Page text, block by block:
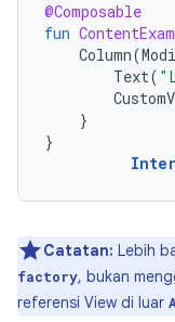
@Composable
fun
Column(
Text(
}
}
Catatan: Lebih
factory, bukan
referensi View di luar